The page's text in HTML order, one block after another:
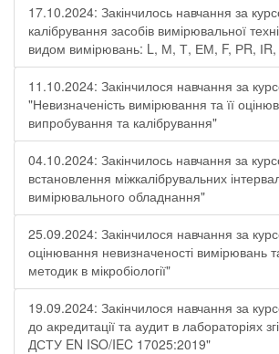
17.10.2024: Закінчилось навчання за
калібрування засобів вимірювальної
видом вимірювань: L, М, Т, ЕМ, F, РR,
11.10.2024: Закінчилося навчання за
"Невизначеність вимірювання та її
випробування та калібрування"
04.10.2024: Закінчилось навчання за
встановлення міжкалібрувальних
вимірювального обладнання"
25.09.2024: Закінчилося навчання за
оцінювання невизначеності вимірювань
методик в мікробіології"
19.09.2024: Закінчилося навчання за
до акредитації та аудит в лабораторіях
ДСТУ EN ISO/IEC 17025:2019"